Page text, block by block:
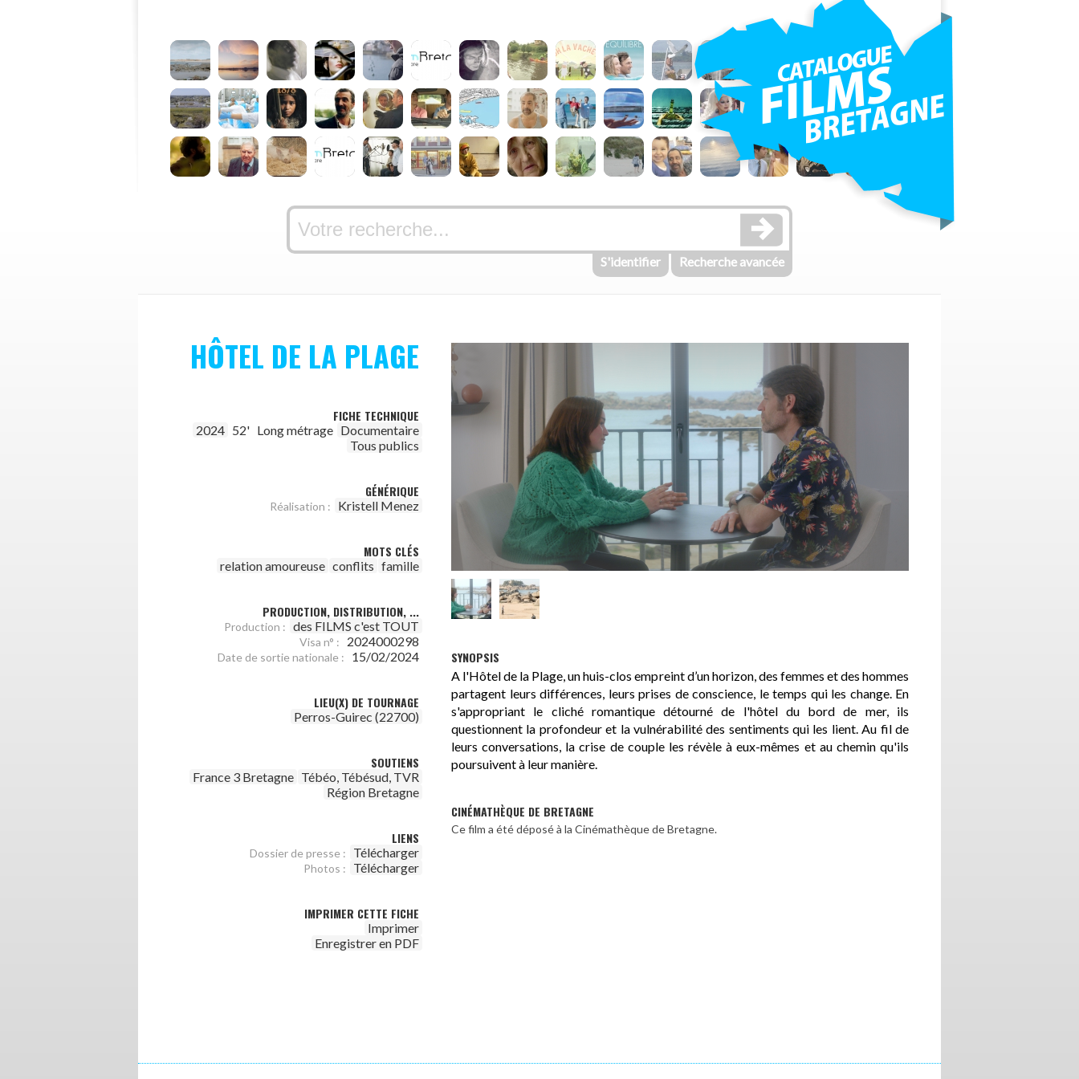
S'identifier Recherche avancée
HÔTEL DE LA PLAGE
FICHE TECHNIQUE
2024 52' Long métrage Documentaire
Tous publics
GÉNÉRIQUE
Réalisation : Kristell Menez
MOTS CLÉS
relation amoureuse conflits famille
PRODUCTION, DISTRIBUTION, ...
Production : des FILMS c'est TOUT
Visa n° : 2024000298
Date de sortie nationale : 15/02/2024
LIEU(X) DE TOURNAGE
Perros-Guirec (22700)
SOUTIENS
France 3 Bretagne Tébéo, Tébésud, TVR
Région Bretagne
LIENS
Dossier de presse : Télécharger
Photos : Télécharger
IMPRIMER CETTE FICHE
Imprimer
Enregistrer en PDF
SYNOPSIS
A l'Hôtel de la Plage, un huis-clos empreint d’un horizon, des femmes et des hommes
partagent leurs différences, leurs prises de conscience, le temps qui les change. En
s'appropriant le cliché romantique détourné de l'hôtel du bord de mer, ils
questionnent la profondeur et la vulnérabilité des sentiments qui les lient. Au fil de
leurs conversations, la crise de couple les révèle à eux-mêmes et au chemin qu'ils
poursuivent à leur manière.
CINÉMATHÈQUE DE BRETAGNE
Ce film a été déposé à la Cinémathèque de Bretagne.